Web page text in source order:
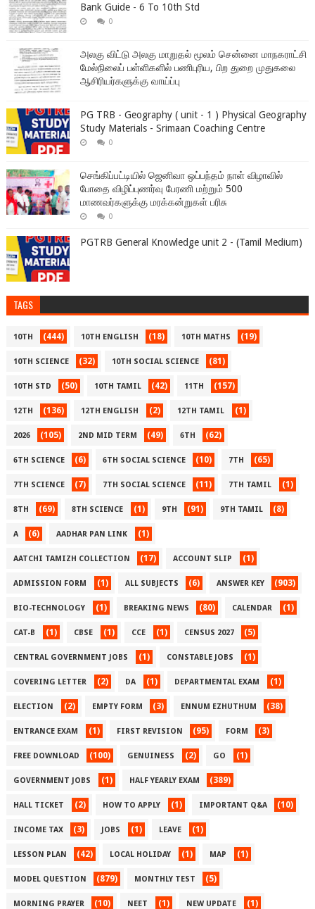
Bank Guide - 6 To 10th Std
0
அலகு விட்டு அலகு மாறுதல் மூலம் சென்னை மாநகராட்சி
மேல்நிலைப் பள்ளிகளில் பணிபுரிய, பிற துறை முதுகலை
ஆசிரியர்களுக்கு வாய்ப்பு
PG TRB - Geography ( unit - 1 ) Physical Geography
Study Materials - Srimaan Coaching Centre
0
செங்கிப்பட்டியில் ஜெனிவா ஒப்பந்தம் நாள் விழாவில்
போதை விழிப்புணர்வு பேரணி மற்றும் 500
மாணவர்களுக்கு மரக்கன்றுகள் பரிசு
0
PGTRB General Knowledge unit 2 - (Tamil Medium)
TAGS
10TH (444) 10TH ENGLISH (18) 10TH MATHS (19)
10TH SCIENCE (32) 10TH SOCIAL SCIENCE (81)
10TH STD (50) 10TH TAMIL (42) 11TH (157)
12TH (136) 12TH ENGLISH (2) 12TH TAMIL (1)
2026 (105) 2ND MID TERM (49) 6TH (62)
6TH SCIENCE (6) 6TH SOCIAL SCIENCE (10) 7TH (65)
7TH SCIENCE (7) 7TH SOCIAL SCIENCE (11) 7TH TAMIL (1)
8TH (69) 8TH SCIENCE (1) 9TH (91) 9TH TAMIL (8)
A (6) AADHAR PAN LINK (1)
AATCHI TAMIZH COLLECTION (17) ACCOUNT SLIP (1)
ADMISSION FORM (1) ALL SUBJECTS (6) ANSWER KEY (903)
BIO-TECHNOLOGY (1) BREAKING NEWS (80) CALENDAR (1)
CAT-B (1) CBSE (1) CCE (1) CENSUS 2027 (5)
CENTRAL GOVERNMENT JOBS (1) CONSTABLE JOBS (1)
COVERING LETTER (2) DA (1) DEPARTMENTAL EXAM (1)
ELECTION (2) EMPTY FORM (3) ENNUM EZHUTHUM (38)
ENTRANCE EXAM (1) FIRST REVISION (95) FORM (3)
FREE DOWNLOAD (100) GENUINESS (2) GO (1)
GOVERNMENT JOBS (1) HALF YEARLY EXAM (389)
HALL TICKET (2) HOW TO APPLY (1) IMPORTANT Q&A (10)
INCOME TAX (3) JOBS (1) LEAVE (1)
LESSON PLAN (42) LOCAL HOLIDAY (1) MAP (1)
MODEL QUESTION (879) MONTHLY TEST (5)
MORNING PRAYER (10) NEET (1) NEW UPDATE (1)